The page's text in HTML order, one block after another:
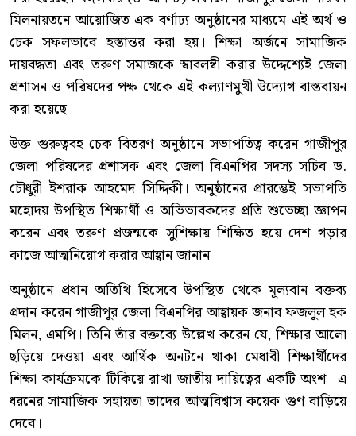
মিলনায়তনে আয়োজিত এক বর্ণাঢ্য অনুষ্ঠানের মাধ্যমে এই অর্থ ও
চেক সফলভাবে হস্তান্তর করা হয়। শিক্ষা অর্জনে সামাজিক
দায়বদ্ধতা এবং তরুণ সমাজকে স্বাবলম্বী করার উদ্দেশ্যেই জেলা
প্রশাসন ও পরিষদের পক্ষ থেকে এই কল্যাণমুখী উদ্যোগ বাস্তবায়ন
করা হয়েছে।
উক্ত গুরুত্ববহ চেক বিতরণ অনুষ্ঠানে সভাপতিত্ব করেন গাজীপুর
জেলা পরিষদের প্রশাসক এবং জেলা বিএনপির সদস্য সচিব ড.
চৌধুরী ইশরাক আহমেদ সিদ্দিকী। অনুষ্ঠানের প্রারম্ভেই সভাপতি
মহোদয় উপস্থিত শিক্ষার্থী ও অভিভাবকদের প্রতি শুভেচ্ছা জ্ঞাপন
করেন এবং তরুণ প্রজন্মকে সুশিক্ষায় শিক্ষিত হয়ে দেশ গড়ার
কাজে আত্মনিয়োগ করার আহ্বান জানান।
অনুষ্ঠানে প্রধান অতিথি হিসেবে উপস্থিত থেকে মূল্যবান বক্তব্য
প্রদান করেন গাজীপুর জেলা বিএনপির আহ্বায়ক জনাব ফজলুল হক
মিলন, এমপি। তিনি তাঁর বক্তব্যে উল্লেখ করেন যে, শিক্ষার আলো
ছড়িয়ে দেওয়া এবং আর্থিক অনটনে থাকা মেধাবী শিক্ষার্থীদের
শিক্ষা কার্যক্রমকে টিকিয়ে রাখা জাতীয় দায়িত্বের একটি অংশ। এ
ধরনের সামাজিক সহায়তা তাদের আত্মবিশ্বাস কয়েক গুণ বাড়িয়ে
দেবে।